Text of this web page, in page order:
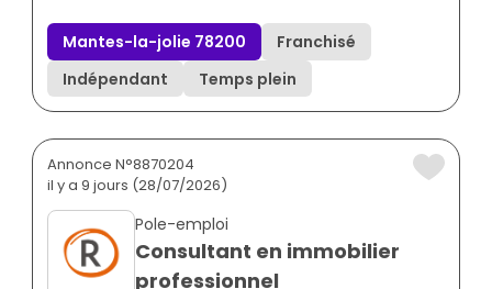
Mantes-la-jolie 78200
Franchisé
Indépendant
Temps plein
Annonce N°8870204
il y a 9 jours (28/07/2026)
Pole-emploi
Consultant en immobilier
professionnel